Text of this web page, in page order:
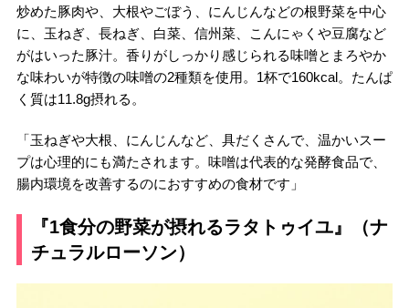
炒めた豚肉や、大根やごぼう、にんじんなどの根野菜を中心
に、玉ねぎ、長ねぎ、白菜、信州菜、こんにゃくや豆腐など
がはいった豚汁。香りがしっかり感じられる味噌とまろやか
な味わいが特徴の味噌の2種類を使用。1杯で160kcal。たんぱ
く質は11.8g摂れる。
「玉ねぎや大根、にんじんなど、具だくさんで、温かいスー
プは心理的にも満たされます。味噌は代表的な発酵食品で、
腸内環境を改善するのにおすすめの食材です」
『1食分の野菜が摂れるラタトゥイユ』（ナ
チュラルローソン）